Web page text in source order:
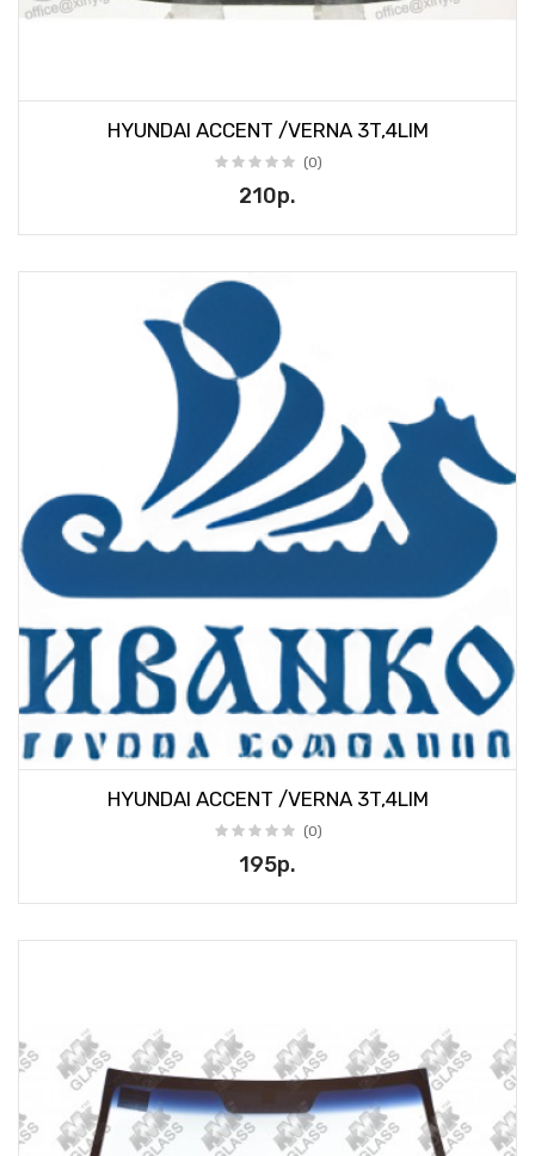
HYUNDAI ACCENT /VERNA 3T,4LIM
(0)
210р.
HYUNDAI ACCENT /VERNA 3T,4LIM
(0)
195р.